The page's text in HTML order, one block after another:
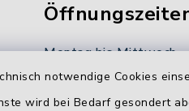
notwendige Cookies
wird bei Bedarf gesondert
Montag bis Mittwoch
8.00-12.00 Uhr